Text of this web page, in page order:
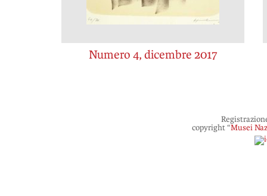
Numero 4, dicembre 2017
copyright “Musei